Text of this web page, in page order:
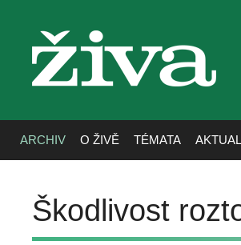
živa
ARCHIV O ŽIVĚ TÉMATA
Škodlivost